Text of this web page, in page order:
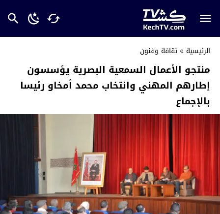
الرئيسية » ثقافة وفنون
منتجو الأعمال السمعية البصرية يؤسسون
إطارهم المهني وانتخاب محمد أمخاو رئيسا
بالإجماع